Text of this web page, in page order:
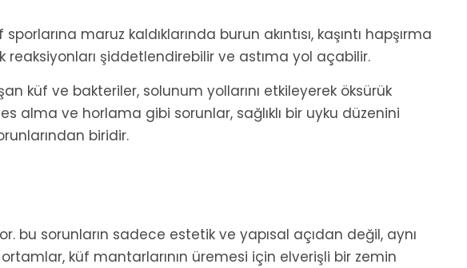
maruz kaldıklarında burun akıntısı, kaşıntı hapşırma
şiddetlendirebilir ve astıma yol açabilir.
küf ve bakteriler, solunum yollarını etkileyerek öksürük
alma ve horlama gibi sorunlar, sağlıklı bir uyku düzenini
biridir.
bu sorunların sadece estetik ve yapısal açıdan değil, aynı
küf mantarlarının üremesi için elverişli bir zemin